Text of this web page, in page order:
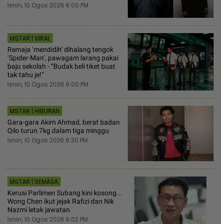
Isnin, 10 Ogos 2026 8:00 PM
MSTAR | VIRAL
Remaja ‘mendidih’ dihalang tengok
‘Spider-Man’, pawagam larang pakai
baju sekolah - “Budak beli tiket buat
tak tahu je!”
Isnin, 10 Ogos 2026 8:00 PM
MSTAR | HIBURAN
Gara-gara Akim Ahmad, berat badan
Qilo turun 7kg dalam tiga minggu
Isnin, 10 Ogos 2026 6:30 PM
MSTAR | SEMASA
Kerusi Parlimen Subang kini kosong...
Wong Chen ikut jejak Rafizi dan Nik
Nazmi letak jawatan
Isnin, 10 Ogos 2026 6:02 PM